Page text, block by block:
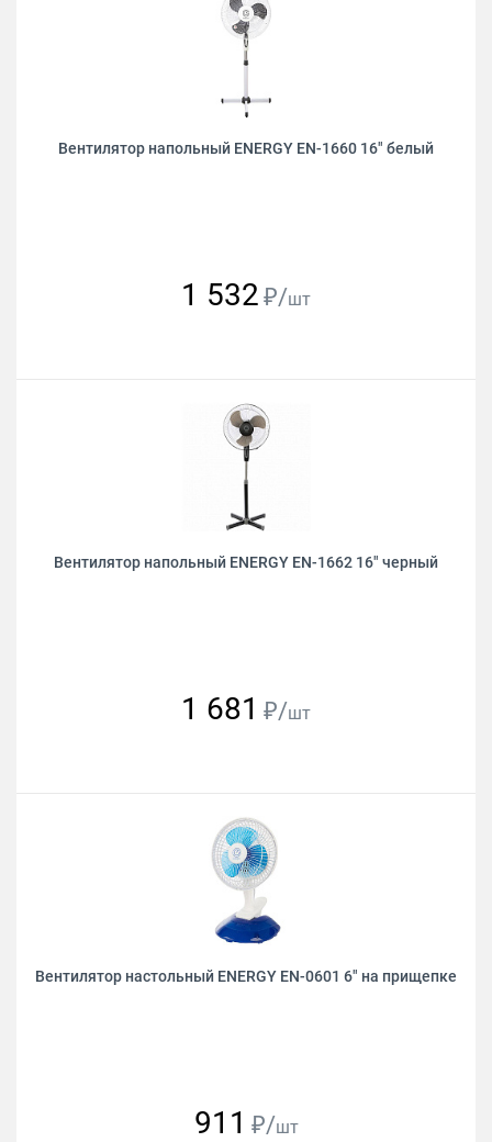
Вентилятор напольный ENERGY EN-1660 16" белый
1 532 ₽/шт
Вентилятор напольный ENERGY EN-1662 16" черный
1 681 ₽/шт
Вентилятор настольный ENERGY EN-0601 6" на прищепке
911 ₽/шт